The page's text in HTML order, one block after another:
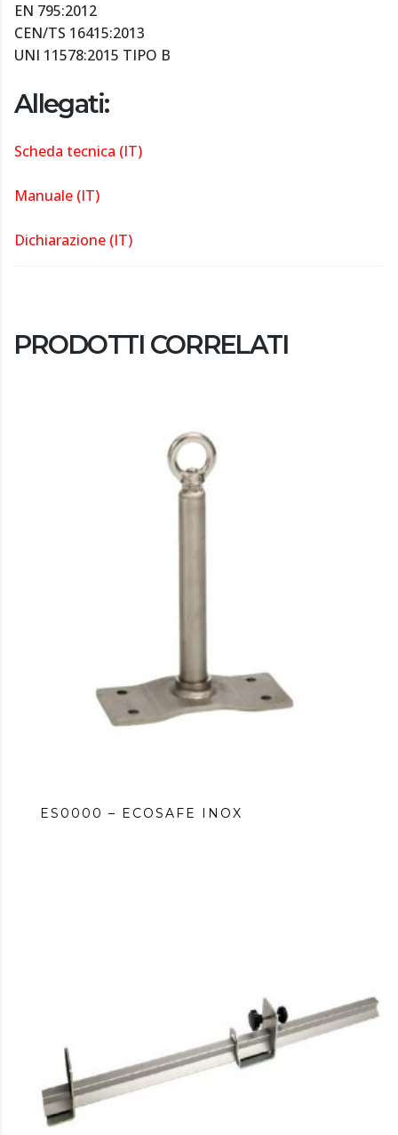
EN 795:2012
CEN/TS 16415:2013
UNI 11578:2015 TIPO B
Allegati:
Scheda tecnica (IT)
Manuale (IT)
Dichiarazione (IT)
PRODOTTI CORRELATI
ES0000 – ECOSAFE INOX